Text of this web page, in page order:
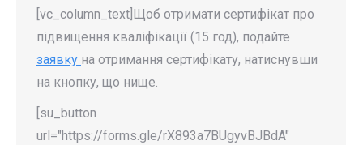
[vc_column_text]Щоб отримати сертифікат про
підвищення кваліфікації (15 год), подайте
заявку на отримання сертифікату, натиснувши
на кнопку, що нище.
[su_button
url="https://forms.gle/rX893a7BUgyvBJBdA"